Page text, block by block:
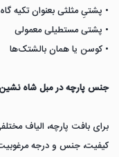
• پشتیِ مثلثی بعنوان تکیه
• پشتی مستطیلی معمولی
• کوسن یا همان بالشتک‌ها
جنس پارچه در مبل شاه نشین
برای بافت پارچه، الیاف
کیفیت، جنس و درجه